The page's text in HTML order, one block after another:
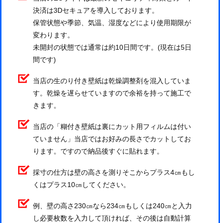
決済は3Dセキュアを導入しております。
保管状態や季節、気温、湿度などにより使用期限が
変わります。
未開封の状態では通常は約10日間です。(現在は5日
間です)
当店の生のり付き壁紙は乾燥調整剤を混入していま
す。乾燥を遅らせていますので余裕を持って施工で
きます。
当店の「糊付き壁紙は裏にカット用フィルムは付い
ていません」当店ではお好みの長さでカットしてお
ります。ですので納品後すぐに貼れます。
採寸の仕方は壁の高さを測りそこからプラス4㎝もし
くはプラス10㎝してください。
例、壁の高さ230㎝なら234㎝もしくは240㎝と入力
し必要枚数を入力して頂ければ、その後は自動計算